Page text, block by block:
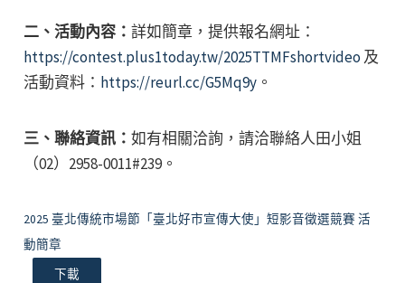
二、活動內容： 詳如簡章，提供報名網址：
https://contest.plus1today.tw/2025TTMFshortvideo 及
活動資料： https://reurl.cc/G5Mq9y。
三、聯絡資訊： 如有相關洽詢，請洽聯絡人田小姐
（02）2958-0011#239。
2025 臺北傳統市場節「臺北好市宣傳大使」短影音徵選競賽 活
動簡章
下載